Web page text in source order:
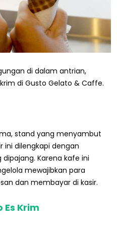
di dalam antrian,
di Gusto Gelato & Caffe.
stand yang menyambut
ini dilengkapi dengan
Karena kafe ini
mewajibkan para
dan membayar di kasir.
Es Krim